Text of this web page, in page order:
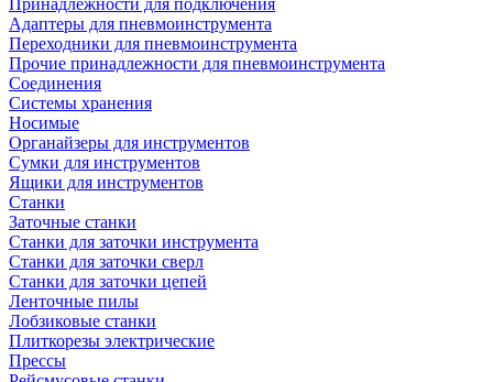
Принадлежности для подключения
Адаптеры для пневмоинструмента
Переходники для пневмоинструмента
Прочие принадлежности для пневмоинструмента
Соединения
Системы хранения
Носимые
Органайзеры для инструментов
Сумки для инструментов
Ящики для инструментов
Станки
Заточные станки
Станки для заточки инструмента
Станки для заточки сверл
Станки для заточки цепей
Ленточные пилы
Лобзиковые станки
Плиткорезы электрические
Прессы